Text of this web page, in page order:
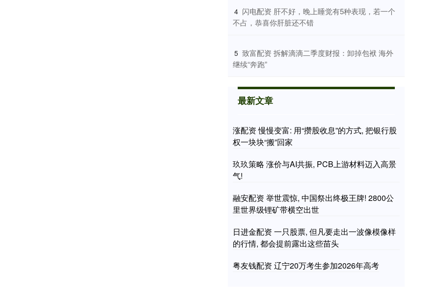
4 ​闪电配资 肝不好，晚上睡觉有5种表现，若一个
不占，恭喜你肝脏还不错
5 ​致富配资 拆解滴滴二季度财报：卸掉包袱 海外
继续“奔跑”
最新文章
涨配资 慢慢变富: 用“攒股收息”的方式, 把银行股
权一块块“搬”回家
玖玖策略 涨价与AI共振, PCB上游材料迈入高景
气!
融安配资 举世震惊, 中国祭出终极王牌! 2800公
里世界级锂矿带横空出世
日进金配资 一只股票, 但凡要走出一波像模像样
的行情, 都会提前露出这些苗头
粤友钱配资 辽宁20万考生参加2026年高考